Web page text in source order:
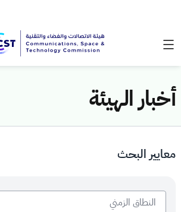
أخبار الهيئة
معايير البحث